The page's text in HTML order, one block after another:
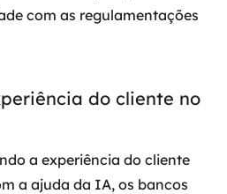
com as regulamentações
do cliente no
a experiência do cliente
a ajuda da IA, os bancos